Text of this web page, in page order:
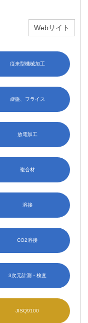
Webサイト
従来型機械加工
旋盤、フライス
放電加工
複合材
溶接
CO2溶接
3次元計測・検査
JISQ9100